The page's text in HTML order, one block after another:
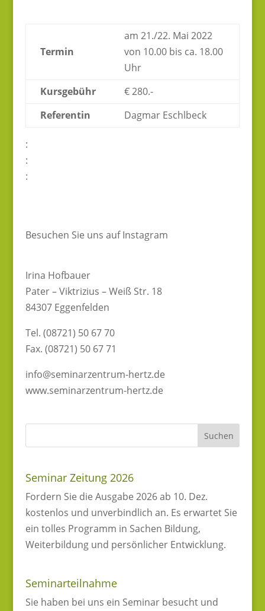
Termin
am 21./22. Mai 2022
von 10.00 bis ca. 18.00
Uhr
Kursgebühr
€ 280.-
Referentin
Dagmar Eschlbeck
:
:
:
Besuchen Sie uns auf Instagram
Irina Hofbauer
Pater – Viktrizius – Weiß Str. 18
84307 Eggenfelden
Tel. (08721) 50 67 70
Fax. (08721) 50 67 71
info@seminarzentrum-hertz.de
www.seminarzentrum-hertz.de
Seminar Zeitung 2026
Fordern Sie die Ausgabe 2026 ab 10. Dez.
kostenlos und unverbindlich an. Es erwartet Sie
ein tolles Programm in Sachen Bildung,
Weiterbildung und persönlicher Entwicklung.
Seminarteilnahme
Sie haben bei uns ein Seminar besucht und